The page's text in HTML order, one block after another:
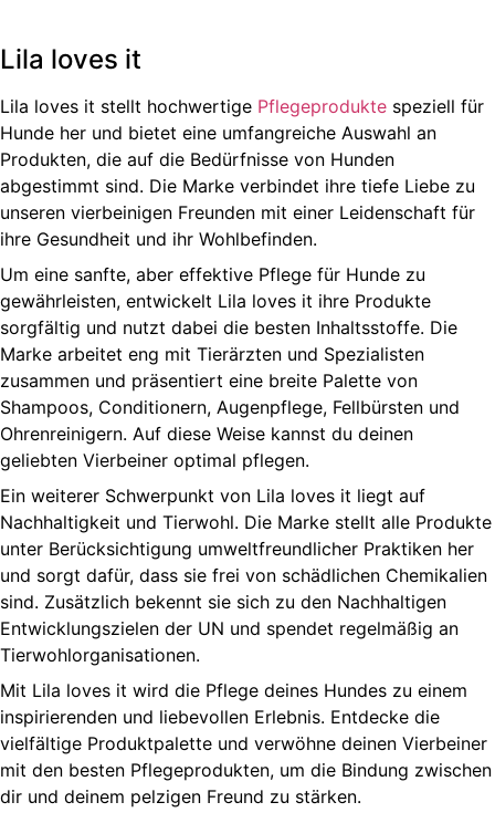
Lila loves it
Lila loves it stellt hochwertige Pflegeprodukte speziell für
Hunde her und bietet eine umfangreiche Auswahl an
Produkten, die auf die Bedürfnisse von Hunden
abgestimmt sind. Die Marke verbindet ihre tiefe Liebe zu
unseren vierbeinigen Freunden mit einer Leidenschaft für
ihre Gesundheit und ihr Wohlbefinden.
Um eine sanfte, aber effektive Pflege für Hunde zu
gewährleisten, entwickelt Lila loves it ihre Produkte
sorgfältig und nutzt dabei die besten Inhaltsstoffe. Die
Marke arbeitet eng mit Tierärzten und Spezialisten
zusammen und präsentiert eine breite Palette von
Shampoos, Conditionern, Augenpflege, Fellbürsten und
Ohrenreinigern. Auf diese Weise kannst du deinen
geliebten Vierbeiner optimal pflegen.
Ein weiterer Schwerpunkt von Lila loves it liegt auf
Nachhaltigkeit und Tierwohl. Die Marke stellt alle Produkte
unter Berücksichtigung umweltfreundlicher Praktiken her
und sorgt dafür, dass sie frei von schädlichen Chemikalien
sind. Zusätzlich bekennt sie sich zu den Nachhaltigen
Entwicklungszielen der UN und spendet regelmäßig an
Tierwohlorganisationen.
Mit Lila loves it wird die Pflege deines Hundes zu einem
inspirierenden und liebevollen Erlebnis. Entdecke die
vielfältige Produktpalette und verwöhne deinen Vierbeiner
mit den besten Pflegeprodukten, um die Bindung zwischen
dir und deinem pelzigen Freund zu stärken.